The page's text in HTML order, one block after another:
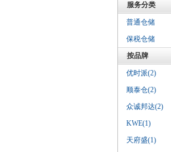
服务分类
普通仓储
保税仓储
按品牌
优时派(2)
顺泰仓(2)
众诚邦达(2)
KWE(1)
天府盛(1)